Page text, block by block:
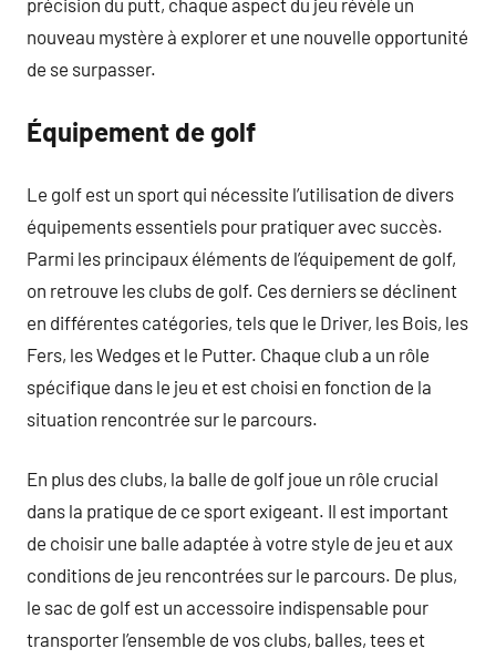
nouveau mystère à explorer et une nouvelle opportunité
de se surpasser.
Équipement de golf
Le golf est un sport qui nécessite l’utilisation de divers
équipements essentiels pour pratiquer avec succès.
Parmi les principaux éléments de l’équipement de golf,
on retrouve les clubs de golf. Ces derniers se déclinent
en différentes catégories, tels que le Driver, les Bois, les
Fers, les Wedges et le Putter. Chaque club a un rôle
spécifique dans le jeu et est choisi en fonction de la
situation rencontrée sur le parcours.
En plus des clubs, la balle de golf joue un rôle crucial
dans la pratique de ce sport exigeant. Il est important
de choisir une balle adaptée à votre style de jeu et aux
conditions de jeu rencontrées sur le parcours. De plus,
le sac de golf est un accessoire indispensable pour
transporter l’ensemble de vos clubs, balles, tees et